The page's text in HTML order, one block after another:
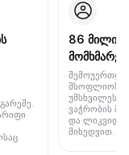
86
მსოფლიოს
უმსხვილეს
ვაჭრობის
და
მიხედვით.